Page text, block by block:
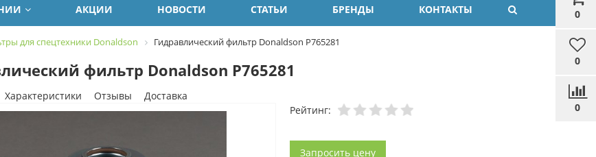
0
0
0
АКЦИИ НОВОСТИ СТАТЬИ БРЕНДЫ КОНТАКТЫ
для спецтехники Donaldson Гидравлический фильтр Donaldson P765281
фильтр Donaldson P765281
Характеристики Отзывы
Доставка
Рейтинг:
Запросить цену